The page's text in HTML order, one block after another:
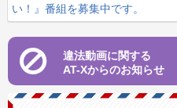
い！』番組を募集中です。
違法動画に関する
AT-Xからのお知らせ